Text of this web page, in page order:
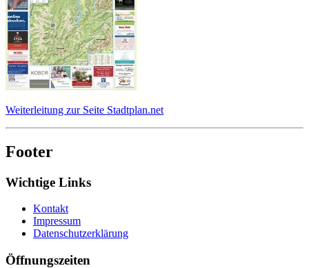
Weiterleitung zur Seite Stadtplan.net
Footer
Wichtige Links
Kontakt
Impressum
Datenschutzerklärung
Öffnungszeiten